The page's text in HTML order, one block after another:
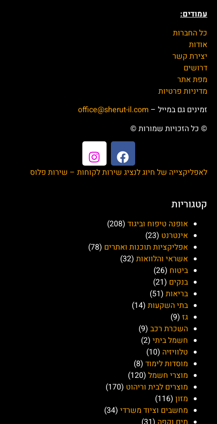
עמודים:
כל החברות
אודות
יצירת קשר
דרושים
מפת אתר
מדיניות פרטיות
זמינים גם במייל – office@sherut-il.com
© כל הזכויות שמורות ©
לאפליקצייה של חיוג לנציג שירות לקוחות – שירות פלוס
קטגוריות
אופנה טיפוח וביגוד (208)
אינטרנט (23)
אפליקציות תוכנות ואתרים (78)
אשראי והלוואות (32)
ביטוח (26)
בנקים (21)
בריאות (51)
בתי השקעות (14)
גז (9)
השכרת רכב (9)
חשמל ביתי (2)
טלוויזיה (10)
מוסדות לימוד (8)
מוצרי חשמל (120)
מוצרים לבית וריהוט (170)
מזון (116)
מחשבים וציוד משרדי (34)